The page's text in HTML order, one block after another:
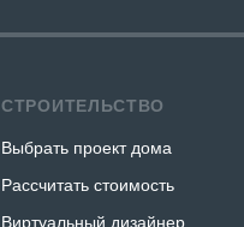
СТРОИТЕЛЬСТВО
Выбрать проект дома
Рассчитать стоимость
Виртуальный дизайнер